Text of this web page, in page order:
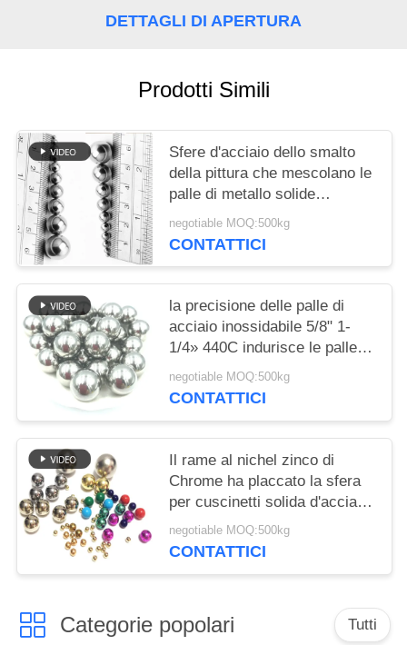
DETTAGLI DI APERTURA
Prodotti Simili
Sfere d'acciaio dello smalto
della pittura che mescolano le
palle di metallo solide
dell'agitatore 1/4" 3/16"
negotiable MOQ:500kg
CONTATTICI
la precisione delle palle di
acciaio inossidabile 5/8" 1-
1/4» 440C indurisce le palle di
Magentic della sfera d'acciaio
negotiable MOQ:500kg
CONTATTICI
Il rame al nichel zinco di
Chrome ha placcato la sfera
per cuscinetti solida d'acciaio
di acciaio inossidabile delle
palle di metallo 1mm
negotiable MOQ:500kg
CONTATTICI
Categorie popolari Tutti